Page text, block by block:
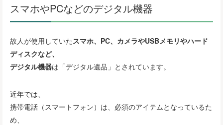
スマホやPCなどのデジタル機器
故人が使用していた スマホ、PC、カメラやUSBメモリやハード
ディスクなど、
デジタル機器は「デジタル遺品」とされています。
近年では、
携帯電話（スマートフォン）は、必須のアイテムとなっているた
め、